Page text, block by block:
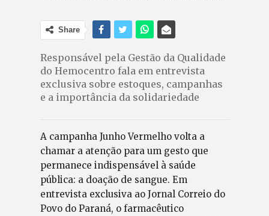
Share
Responsável pela Gestão da Qualidade
do Hemocentro fala em entrevista
exclusiva sobre estoques, campanhas
e a importância da solidariedade
A campanha Junho Vermelho volta a
chamar a atenção para um gesto que
permanece indispensável à saúde
pública: a doação de sangue. Em
entrevista exclusiva ao Jornal Correio do
Povo do Paraná, o farmacêutico